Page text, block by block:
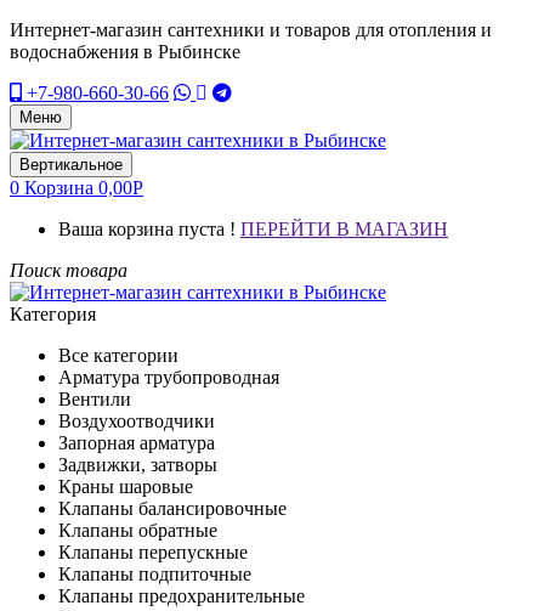
Интернет-магазин сантехники и товаров для отопления и
водоснабжения в Рыбинске
+7-980-660-30-66
Меню
Вертикальное
0 Корзина 0,00Р
Ваша корзина пуста ! ПЕРЕЙТИ В МАГАЗИН
Поиск товара
Категория
Все категории
Арматура трубопроводная
Вентили
Воздухоотводчики
Запорная арматура
Задвижки, затворы
Краны шаровые
Клапаны балансировочные
Клапаны обратные
Клапаны перепускные
Клапаны подпиточные
Клапаны предохранительные